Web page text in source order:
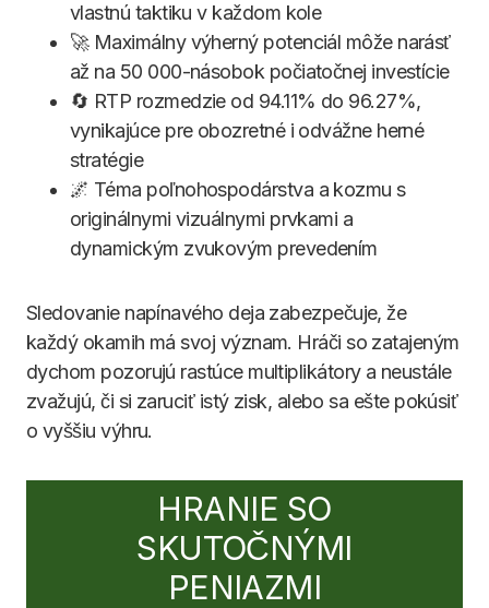
vlastnú taktiku v každom kole
🚀 Maximálny výherný potenciál môže narásť
až na 50 000-násobok počiatočnej investície
🔄 RTP rozmedzie od 94.11% do 96.27%,
vynikajúce pre obozretné i odvážne herné
stratégie
🌌 Téma poľnohospodárstva a kozmu s
originálnymi vizuálnymi prvkami a
dynamickým zvukovým prevedením
Sledovanie napínavého deja zabezpečuje, že
každý okamih má svoj význam. Hráči so zatajeným
dychom pozorujú rastúce multiplikátory a neustále
zvažujú, či si zaruciť istý zisk, alebo sa ešte pokúsiť
o vyššiu výhru.
HRANIE SO
SKUTOČNÝMI
PENIAZMI